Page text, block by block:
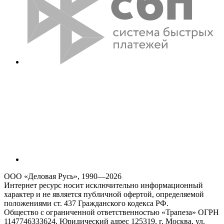
ООО «Деловая Русь», 1990—2026
Интернет ресурс носит исключительно информационный
характер и не является публичной офертой, определяемой
положениями ст. 437 Гражданского кодекса РФ.
Общество с ограниченной ответственностью «Трапеза» ОГРН
1147746333624, Юридический адрес 125319, г. Москва, ул.